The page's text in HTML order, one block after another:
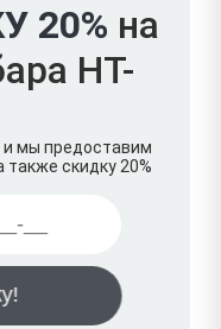
20% на
HT-
и мы предоставим
скидку 20%